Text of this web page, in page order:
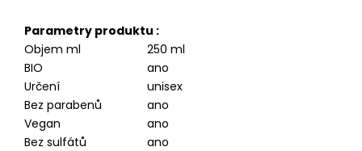
Parametry produktu :
Objem ml
250 ml
BIO
ano
Určení
unisex
Bez parabenů
ano
Vegan
ano
Bez sulfátů
ano